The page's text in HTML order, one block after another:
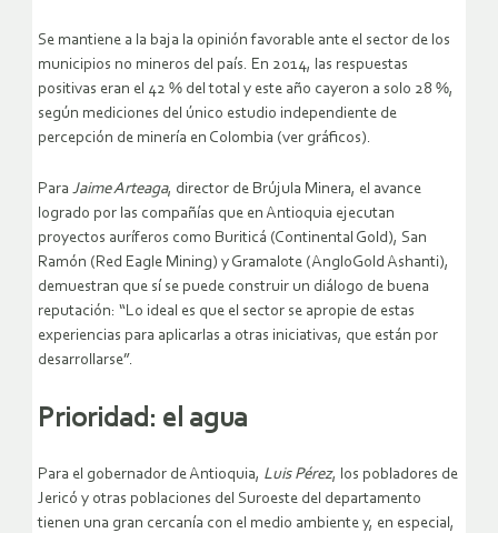
Se mantiene a la baja la opinión favorable ante el sector de los
municipios no mineros del país. En 2014, las respuestas
positivas eran el 42 % del total y este año cayeron a solo 28 %,
según mediciones del único estudio independiente de
percepción de minería en Colombia (ver gráficos).
Para Jaime Arteaga, director de Brújula Minera, el avance
logrado por las compañías que en Antioquia ejecutan
proyectos auríferos como Buriticá (Continental Gold), San
Ramón (Red Eagle Mining) y Gramalote (AngloGold Ashanti),
demuestran que sí se puede construir un diálogo de buena
reputación: “Lo ideal es que el sector se apropie de estas
experiencias para aplicarlas a otras iniciativas, que están por
desarrollarse”.
Prioridad: el agua
Para el gobernador de Antioquia, Luis Pérez, los pobladores de
Jericó y otras poblaciones del Suroeste del departamento
tienen una gran cercanía con el medio ambiente y, en especial,